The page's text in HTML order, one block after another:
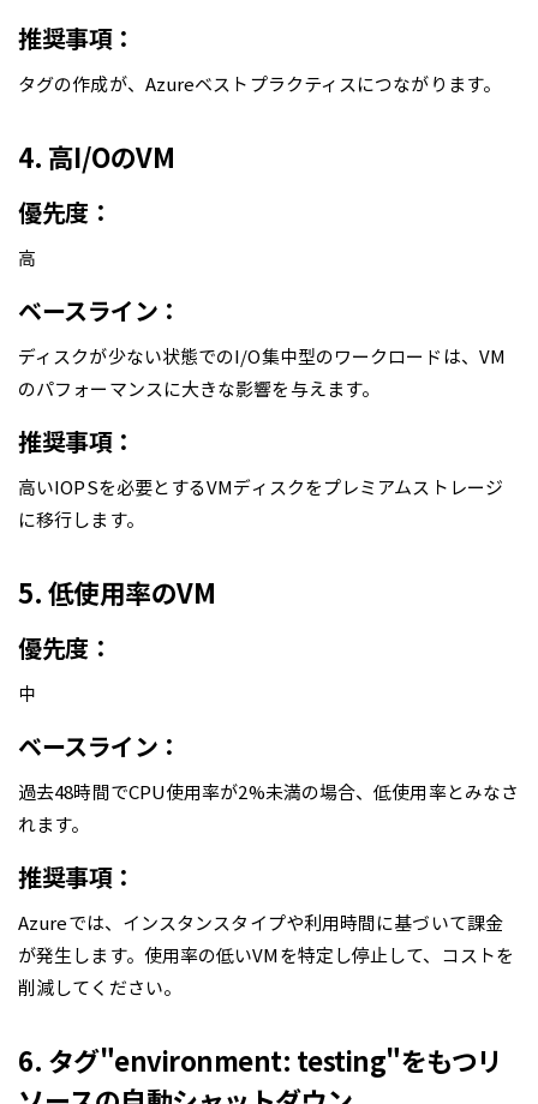
推奨事項：
タグの作成が、Azureベストプラクティスにつながります。
4. 高I/OのVM
優先度：
高
ベースライン：
ディスクが少ない状態でのI/O集中型のワークロードは、VM
のパフォーマンスに大きな影響を与えます。
推奨事項：
高いIOPSを必要とするVMディスクをプレミアムストレージ
に移行します。
5. 低使用率のVM
優先度：
中
ベースライン：
過去48時間でCPU使用率が2%未満の場合、低使用率とみなさ
れます。
推奨事項：
Azureでは、インスタンスタイプや利用時間に基づいて課金
が発生します。使用率の低いVMを特定し停止して、コストを
削減してください。
6. タグ"environment: testing"をもつリ